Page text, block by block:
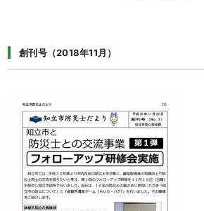
創刊号（2018年11月）